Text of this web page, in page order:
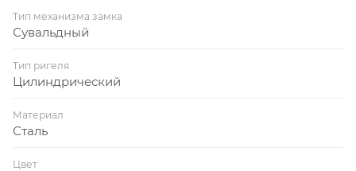
Тип механизма замка
Сувальдный
Тип ригеля
Цилиндрический
Материал
Сталь
Цвет